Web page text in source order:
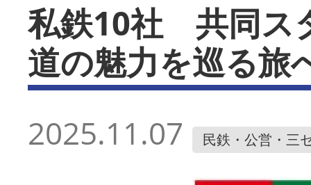
私鉄10社 共同ス
道の魅力を巡る旅
2025.11.07 民鉄・公営・三